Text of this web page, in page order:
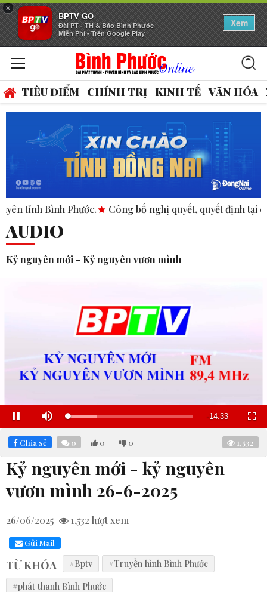
×
BPTV GO
Đài PT - TH & Báo Bình Phước
Miễn Phí - Trên Google Play
Xem
TIÊU ĐIỂM CHÍNH TRỊ KINH TẾ VĂN HÓA
Bình Phước. Công bố nghị quyết, quyết định tại các xã,
AUDIO
Kỷ nguyên mới - Kỷ nguyên vươn mình
Pause Mute Loaded:
23.53%
Remaining
Time
-14:32
Chia sẻ 0 0 0 1,532
Kỷ nguyên mới - kỷ nguyên
vươn mình 26-6-2025
26/06/2025 1,532lượt xem
Gửi Mail
TỪ KHÓA #Bptv
#Truyền hình Bình Phước
#phát thanh Bình Phước